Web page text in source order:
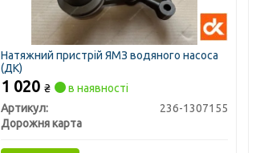
Натяжний пристрій ЯМЗ водяного насоса
(ДК)
1 020 ₴
в наявності
Артикул:
236-1307155
Дорожня карта